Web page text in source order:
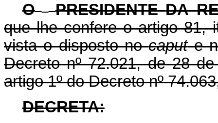
O PRESIDENTE DA
que lhe confere o artigo 81,
vista o disposto nocapute
Decreto nº 72.021, de 28
artigo 1º do Decreto nº
DECRETA: